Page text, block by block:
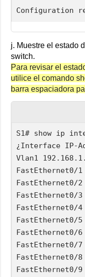
j. Muestre el estado
switch.
Para revisar el
utilice el comando
barra espaciadora
S1# show ip
¿Interface IP-
Vlan1
FastEthernet0/
FastEthernet0/
FastEthernet0/
FastEthernet0/
FastEthernet0/
FastEthernet0/
FastEthernet0/